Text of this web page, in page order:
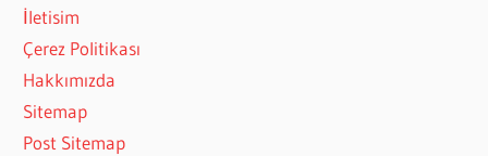
İletisim
Çerez Politikası
Hakkımızda
Sitemap
Post Sitemap